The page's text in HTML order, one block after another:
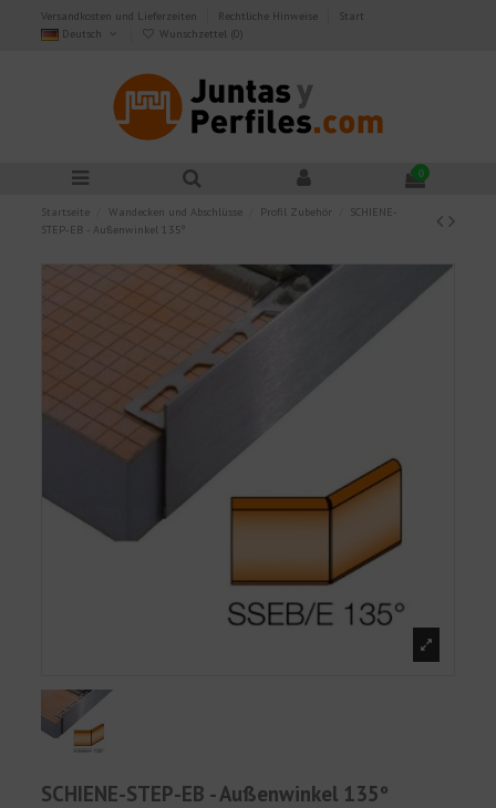
Versandkosten und Lieferzeiten Rechtliche Hinweise
Start
Deutsch
Wunschzettel (0)
0
Startseite Wandecken und Abschlüsse Profil Zubehör
SCHIENE-
STEP-EB - Außenwinkel 135º
SCHIENE-STEP-EB - Außenwinkel 135º